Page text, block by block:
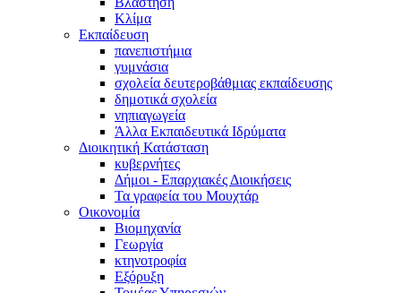
Κλίμα
Εκπαίδευση
πανεπιστήμια
γυμνάσια
σχολεία δευτεροβάθμιας εκπαίδευσης
δημοτικά σχολεία
νηπιαγωγεία
Άλλα Εκπαιδευτικά Ιδρύματα
Διοικητική Κατάσταση
κυβερνήτες
Δήμοι - Επαρχιακές Διοικήσεις
Τα γραφεία του Μουχτάρ
Οικονομία
Βιομηχανία
Γεωργία
κτηνοτροφία
Εξόρυξη